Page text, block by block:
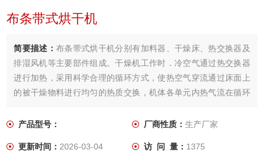
布条带式烘干机
简要描述： 布条带式烘干机分别有加料器、干燥床、热交换器及
排湿风机等主要部件组成。干燥机工作时．冷空气通过热交换器
进行加热，采用科学合理的循环方式，使热空气穿流通过床面上
的被干燥物料进行均匀的热质交换，机体各单元内热气流在循环
效地完成.
产品型号： 厂商性质： 生产厂家
更新时间：2026-03-04 访 问 量： 1375